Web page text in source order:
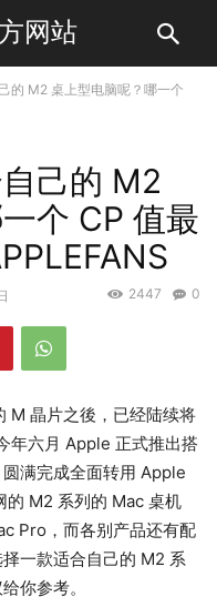
网站
的 M2 桌上型电脑呢？哪一个
己的 M2
个 CP 值最
0
2447
M 晶片之後，已经陆续将
年六月 Apple 正式推出搭
满完成全面转用 Apple
的 M2 系列的 Mac 桌机
Pro，而各别产品还有配
一款适合自己的 M2 系
你参考。